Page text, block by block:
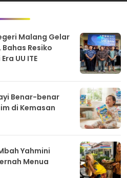
Malang Gelar
Resiko
UU ITE
Benar-benar
di Kemasan
Yahmini
Menua